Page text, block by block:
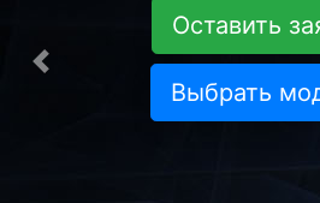
Оставить
Выбрать
Предыдущая